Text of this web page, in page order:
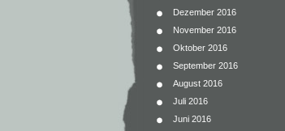
Dezember 2016
November 2016
Oktober 2016
September 2016
August 2016
Juli 2016
Juni 2016